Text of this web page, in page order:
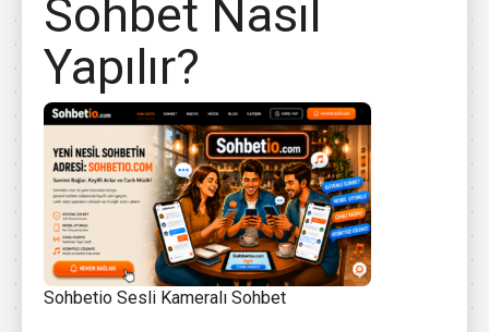
Sohbet Nasıl
Yapılır?
Sohbetio Sesli Kameralı Sohbet